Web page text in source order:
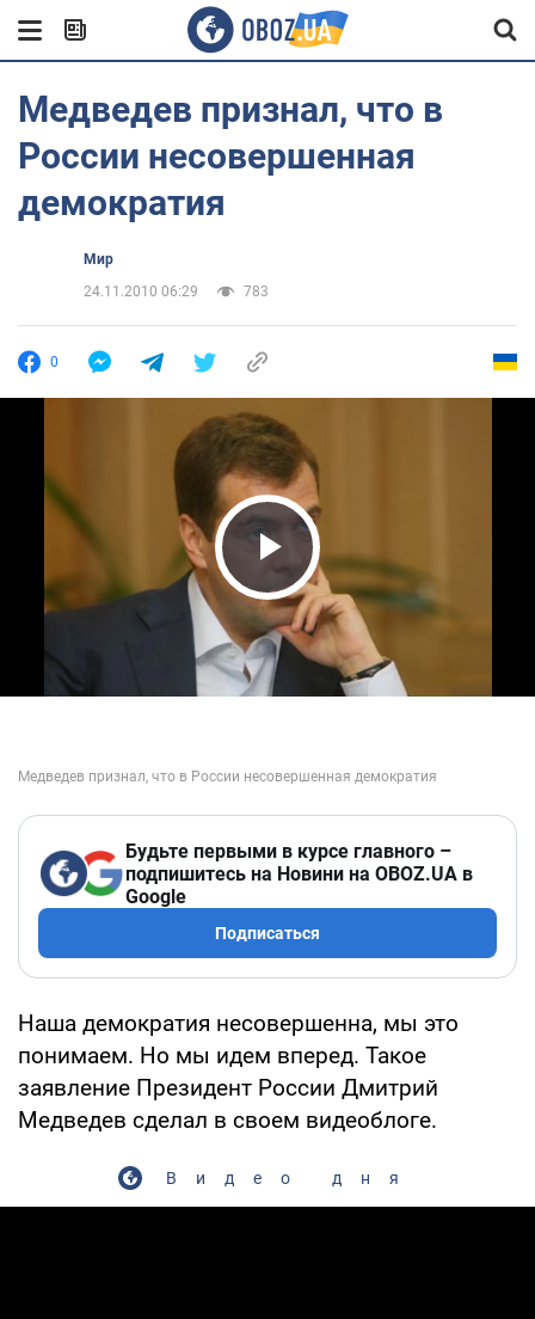
Медведев признал, что в
России несовершенная
демократия
Мир
24.11.2010 06:29
783
0
Play Video
Будьте первыми в курсе главного –
подпишитесь на Новини на OBOZ.UA в
Google
Подписаться
Наша демократия несовершенна, мы это
понимаем. Но мы идем вперед. Такое
заявление Президент России Дмитрий
Медведев сделал в своем видеоблоге.
Видео дня